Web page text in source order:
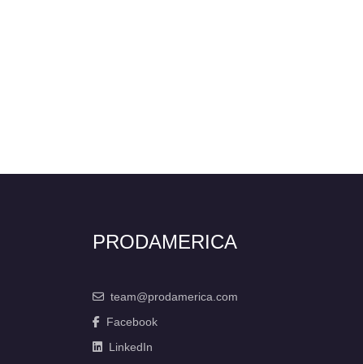
PRODAMERICA
team@prodamerica.com
Facebook
LinkedIn